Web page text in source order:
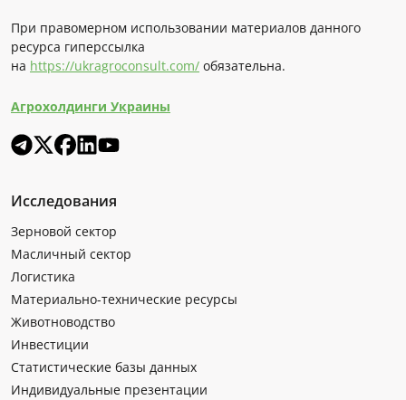
При правомерном использовании материалов данного
ресурса гиперссылка
на https://ukragroconsult.com/ обязательна.
Агрохолдинги Украины
Исследования
Зерновой сектор
Масличный сектор
Логистика
Материально-технические ресурсы
Животноводство
Инвестиции
Статистические базы данных
Индивидуальные презентации